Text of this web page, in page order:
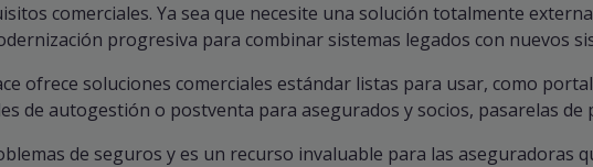
comerciales. Ya sea que necesite una solución totalmente
progresiva para combinar sistemas legados con nuevos
ofrece soluciones comerciales estándar listas para usar, como
de autogestión o postventa para asegurados y socios, pasarelas de
de seguros y es un recurso invaluable para las aseguradoras